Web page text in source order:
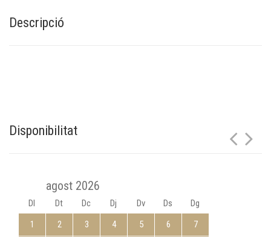
Descripció
Disponibilitat
agost 2026
Dl Dt Dc Dj Dv Ds
Dg
1
2 3 4 5 6 7